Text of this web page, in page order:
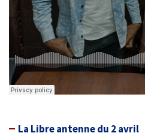
La Libre antenne du 2 avril